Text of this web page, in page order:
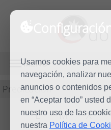
Usamos cookies para
navegación, analizar
anuncios o contenidos
en “Aceptar todo” usted
nuestro uso de las
nuestra Política de
MENÚ
Predicación
L M X